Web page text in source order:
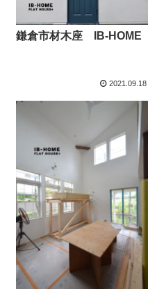
鎌倉市材木座 IB-HOME
2021.09.18